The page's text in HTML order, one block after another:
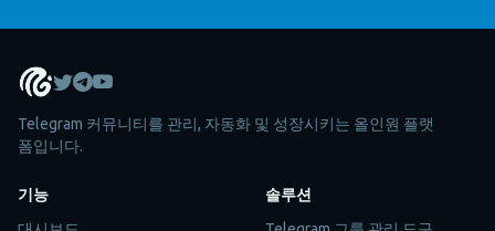
Telegram 커뮤니티를 관리, 자동화 및 성장시키는 올인원 플랫
폼입니다.
기능
솔루션